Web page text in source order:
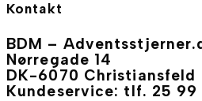
Kontakt
BDM –
Nørregade 14
DK-6070 Christiansfeld
Kundeservice: tlf. 25 99